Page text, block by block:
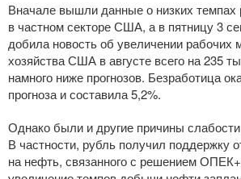
Вначале вышли данные о низких темпах
в частном секторе США, а в пятницу 3
добила новость об увеличении рабочих
хозяйства США в августе всего на 235
намного ниже прогнозов. Безработица
прогноза и составила 5,2%.
Однако были и другие причины
В частности, рубль получил поддержку
на нефть, связанного с решением